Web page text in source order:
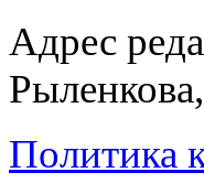
Адрес
Политика